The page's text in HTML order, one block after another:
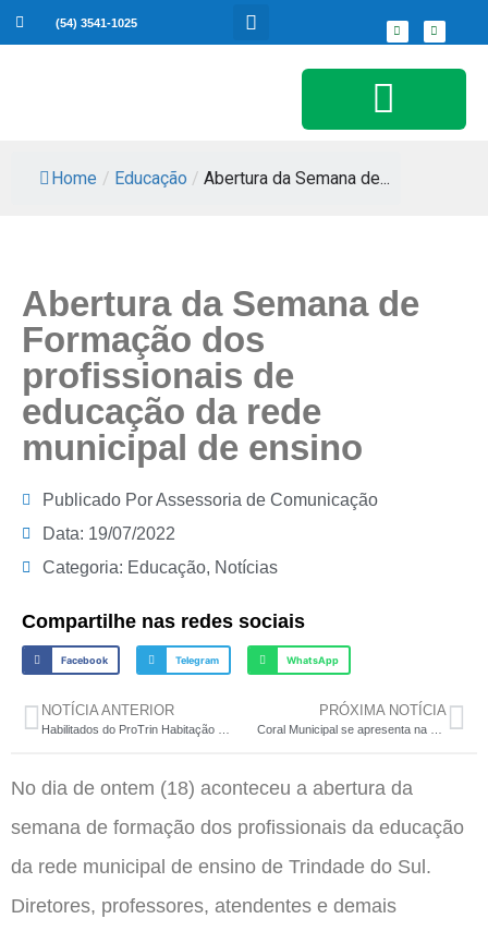
(54) 3541-1025
Home / Educação / Abertura da Semana de...
Abertura da Semana de
Formação dos
profissionais de
educação da rede
municipal de ensino
Publicado PorAssessoria de Comunicação
Data: 19/07/2022
Categoria: Educação, Notícias
Compartilhe nas redes sociais
Facebook Telegram WhatsApp
NOTÍCIA ANTERIOR PRÓXIMA NOTÍCIA
No dia de ontem (18) aconteceu a abertura da
semana de formação dos profissionais da educação
da rede municipal de ensino de Trindade do Sul.
Diretores, professores, atendentes e demais